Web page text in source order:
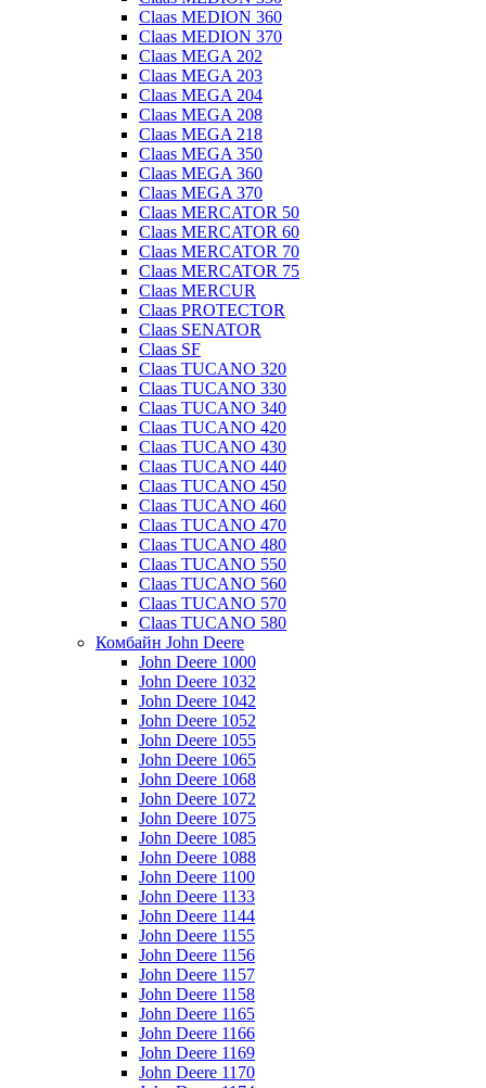
Claas MEDION 360
Claas MEDION 370
Claas MEGA 202
Claas MEGA 203
Claas MEGA 204
Claas MEGA 208
Claas MEGA 218
Claas MEGA 350
Claas MEGA 360
Claas MEGA 370
Claas MERCATOR 50
Claas MERCATOR 60
Claas MERCATOR 70
Claas MERCATOR 75
Claas MERCUR
Claas PROTECTOR
Claas SENATOR
Claas SF
Claas TUCANO 320
Claas TUCANO 330
Claas TUCANO 340
Claas TUCANO 420
Claas TUCANO 430
Claas TUCANO 440
Claas TUCANO 450
Claas TUCANO 460
Claas TUCANO 470
Claas TUCANO 480
Claas TUCANO 550
Claas TUCANO 560
Claas TUCANO 570
Claas TUCANO 580
Комбайн John Deere
John Deere 1000
John Deere 1032
John Deere 1042
John Deere 1052
John Deere 1055
John Deere 1065
John Deere 1068
John Deere 1072
John Deere 1075
John Deere 1085
John Deere 1088
John Deere 1100
John Deere 1133
John Deere 1144
John Deere 1155
John Deere 1156
John Deere 1157
John Deere 1158
John Deere 1165
John Deere 1166
John Deere 1169
John Deere 1170